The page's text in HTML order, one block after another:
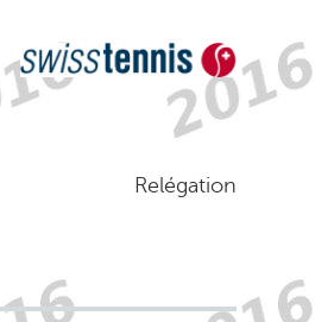
Relégation